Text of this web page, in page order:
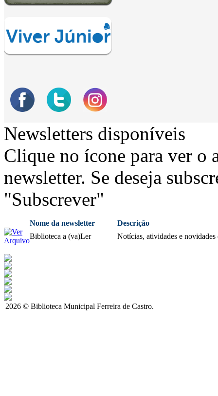
Newsletters disponíveis
Clique no ícone para ver o
newsletter. Se deseja
"Subscrever"
Nome da newsletter
Descrição
Biblioteca a (va)Ler
Notícias, atividades e
2026 © Biblioteca Municipal Ferreira de Castro.